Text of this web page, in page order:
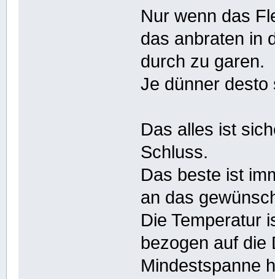
Nur wenn das
das anbraten in
durch zu garen.
Je dünner desto
Das alles ist
Schluss.
Das beste ist
an das
Die Temperatur
bezogen auf die
Mindestspanne